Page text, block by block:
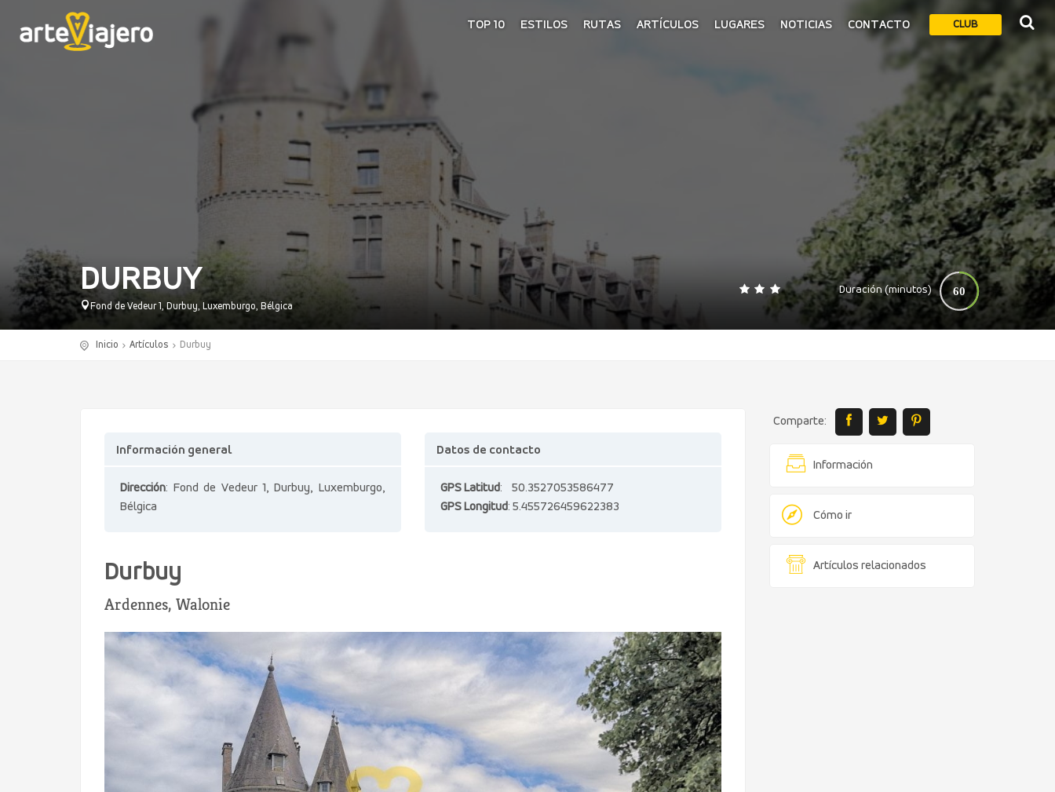
CLUB
TOP 10 ESTILOS RUTAS ARTÍCULOS LUGARES NOTICIAS CONTACTO
DURBUY
Fond de Vedeur 1, Durbuy, Luxemburgo, Bélgica
Duración (minutos) 60
0 140
Inicio Artículos Durbuy
Comparte:
Información
Cómo ir
Artículos relacionados
Información general
Dirección: Fond de Vedeur 1, Durbuy, Luxemburgo,
Bélgica
Datos de contacto
GPS Latitud: 50.3527053586477
GPS Longitud: 5.455726459622383
Durbuy
Ardennes, Walonie